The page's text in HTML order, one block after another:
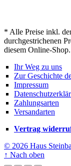
* Alle Preise inkl.
durchgestrichenen
diesem Online-Shop.
Ihr Weg zu uns
Zur Geschichte
Impressum
Zahlungsarten
Versandarten
Vertrag
© 2026 Haus
↑ Nach oben